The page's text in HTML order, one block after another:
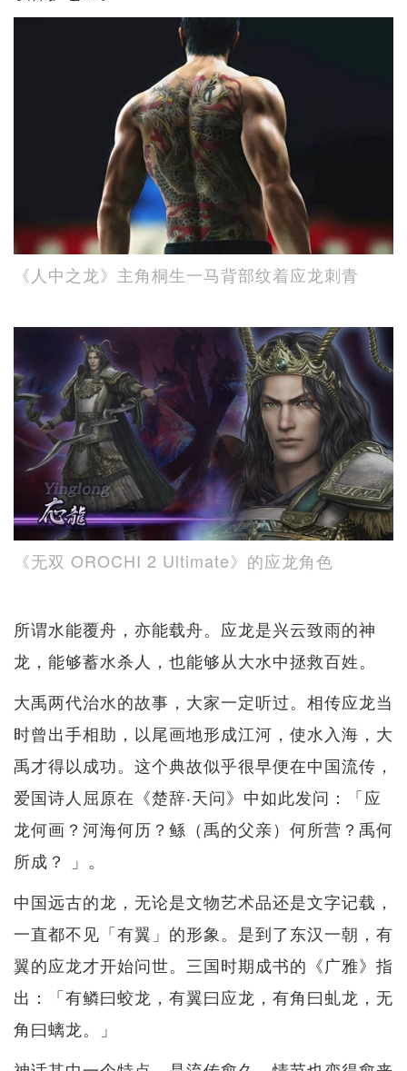
《人中之龙》主角桐生一马背部纹着应龙刺青
《无双 OROCHI 2 Ultimate》的应龙角色
所谓水能覆舟，亦能载舟。应龙是兴云致雨的神
龙，能够蓄水杀人，也能够从大水中拯救百姓。
大禹两代治水的故事，大家一定听过。相传应龙当
时曾出手相助，以尾画地形成江河，使水入海，大
禹才得以成功。这个典故似乎很早便在中国流传，
爱国诗人屈原在《楚辞‧天问》中如此发问：「应
龙何画？河海何历？鲧（禹的父亲）何所营？禹何
所成？ 」。
中国远古的龙，无论是文物艺术品还是文字记载，
一直都不见「有翼」的形象。是到了东汉一朝，有
翼的应龙才开始问世。三国时期成书的《广雅》指
出：「有鳞曰蛟龙，有翼曰应龙，有角曰虬龙，无
角曰螭龙。」